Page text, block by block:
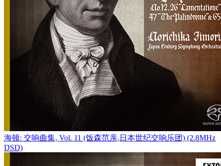
海顿: 交响曲集, Vol. 11 (饭森范亲,日本世纪交响乐团) (2.8MHz
DSD)